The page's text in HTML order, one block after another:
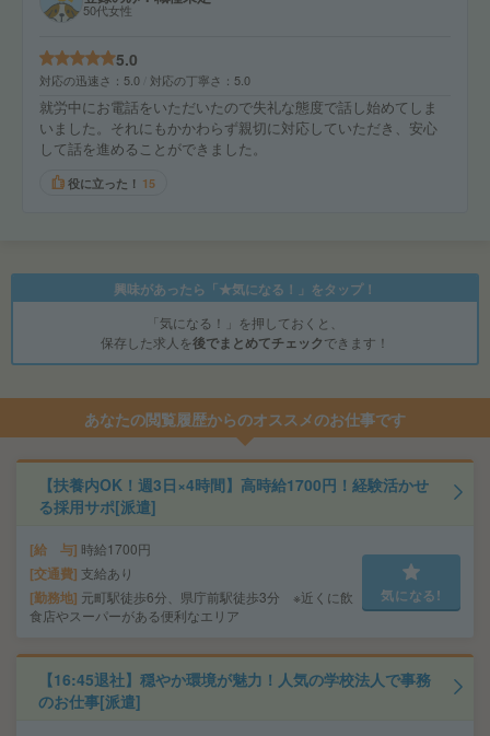
50代女性
5.0
対応の迅速さ 5.0 対応の丁寧さ 5.0
就労中にお電話をいただいたので失礼な態度で話し始めてしま
いました。それにもかかわらず親切に対応していただき、安心
して話を進めることができました。
役に立った！ 15
興味があったら「★気になる！」をタップ！
「気になる！」を押しておくと、
保存した求人を後でまとめてチェックできます！
あなたの閲覧履歴からのオススメのお仕事です
【扶養内OK！週3日×4時間】高時給1700円！経験活かせ
る採用サポ[派遣]
給 与 時給1700円
交通費 支給あり
勤務地 元町駅徒歩6分、県庁前駅徒歩3分 ※近くに飲
食店やスーパーがある便利なエリア
気になる!
【16:45退社】穏やか環境が魅力！人気の学校法人で事務
のお仕事[派遣]